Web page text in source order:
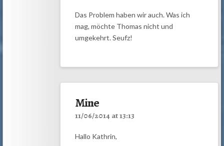
Das Problem haben wir auch. Was ich
mag, möchte Thomas nicht und
umgekehrt. Seufz!
Mine
11/06/2014 at 13:13
Hallo Kathrin,